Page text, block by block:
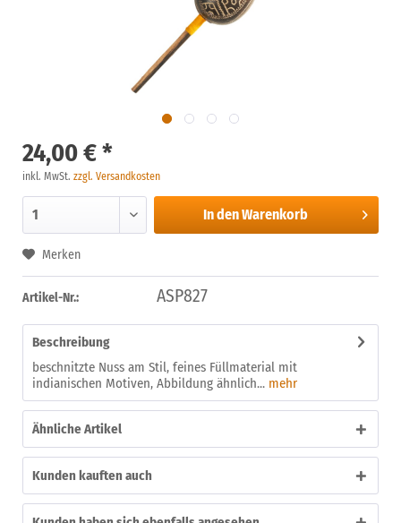
24,00 € *
inkl. MwSt. zzgl. Versandkosten
In denWarenkorb
Merken
Artikel-Nr.: ASP827
Beschreibung
beschnitzte Nuss am Stil, feines Füllmaterial mit
indianischen Motiven, Abbildung ähnlich... mehr
Ähnliche Artikel
Kunden kauften auch